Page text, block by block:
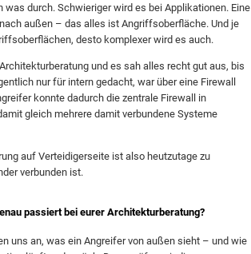
durch. Schwieriger wird es bei Applikationen. Eine
außen – das alles ist Angriffsoberfläche. Und je
desto komplexer wird es auch.
und es sah alles recht gut aus, bis
nur für intern gedacht, war über eine Firewall
konnte dadurch die zentrale Firewall in
gleich mehrere damit verbundene Systeme
auf Verteidigerseite ist also heutzutage zu
verbunden ist.
passiert bei eurer Architekturberatung?
uns an, was ein Angreifer von außen sieht – und wie